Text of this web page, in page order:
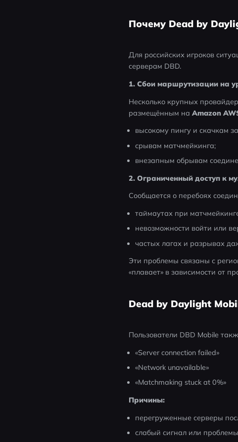
Почему Dead by
Для российских игроков
серверам DBD.
1. Сбои маршрутизации на
Несколько крупных
размещённым на Amazon
высокому пингу и скачкам
срывам матчмейкинга;
внезапным обрывам
2. Ограниченный доступ к
Сообщается о перебоях
таймаутах при
невозможности войти или
частых лагах и разрывах
Эти проблемы связаны с
«плавает» в зависимости от
Dead by Daylight
Пользователи DBD Mobile
«Server connection failed»
«Network unavailable»
«Matchmaking stuck at 0%»
Причины:
перегруженные серверы
слабый сигнал или